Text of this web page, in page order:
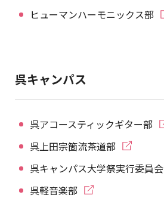
ヒューマンハーモニックス部
呉キャンパス
呉アコースティックギター部
呉上田宗箇流茶道部
呉キャンパス大学祭実行委員会
呉軽音楽部